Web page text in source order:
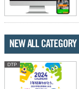
NEW ALL CATEGORY
DTP